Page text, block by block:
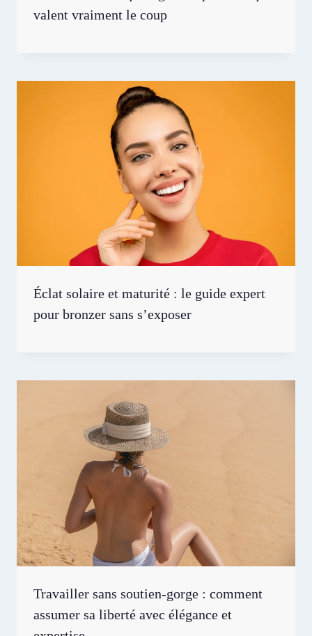
valent vraiment le coup
Éclat solaire et maturité : le guide expert
pour bronzer sans s’exposer
Travailler sans soutien-gorge : comment
assumer sa liberté avec élégance et